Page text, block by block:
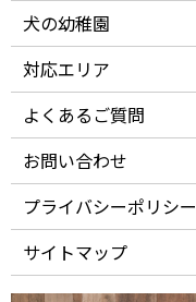
犬の幼稚園
対応エリア
よくあるご質問
お問い合わせ
プライバシーポリシー
サイトマップ